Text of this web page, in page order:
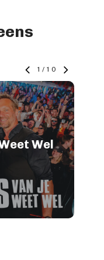
1 / 10
Wel